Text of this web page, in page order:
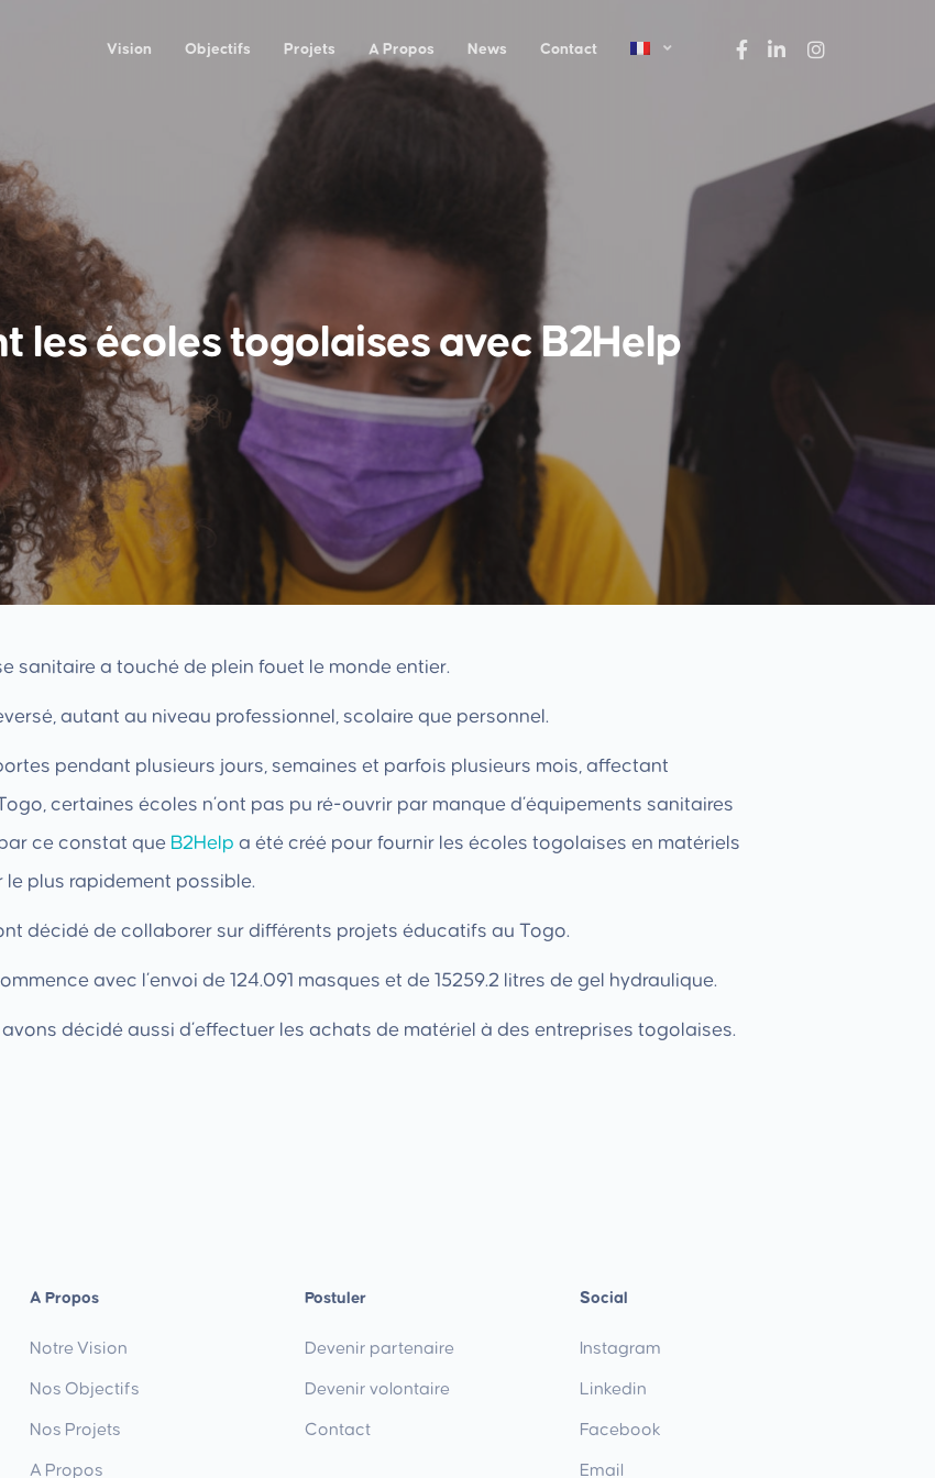
Vision Objectifs Projets A Propos News Contact
les écoles togolaises avec B2Help
sanitaire a touché de plein fouet le monde entier.
autant au niveau professionnel, scolaire que personnel.
pendant plusieurs jours, semaines et parfois plusieurs mois, affectant
certaines écoles n’ont pas pu ré-ouvrir par manque d’équipements sanitaires
ce constat que B2Help a été créé pour fournir les écoles togolaises en matériels
le plus rapidement possible.
décidé de collaborer sur différents projets éducatifs au Togo.
avec l’envoi de 124.091 masques et de 15259.2 litres de gel hydraulique.
décidé aussi d’effectuer les achats de matériel à des entreprises togolaises.
A Propos
Notre Vision
Nos Objectifs
Nos Projets
A Propos
Postuler
Devenir partenaire
Devenir volontaire
Contact
Social
Instagram
Linkedin
Facebook
Email